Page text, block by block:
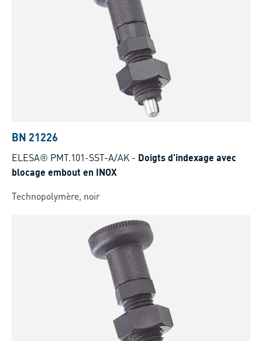
BN 21226
ELESA® PMT.101-SST-A/AK - Doigts d'indexage avec
blocage embout en INOX
Technopolymère, noir